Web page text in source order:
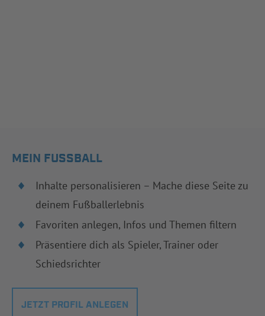
MEIN FUSSBALL
Inhalte personalisieren – Mache diese Seite zu
deinem Fußballerlebnis
Favoriten anlegen, Infos und Themen filtern
Präsentiere dich als Spieler, Trainer oder
Schiedsrichter
JETZT PROFIL ANLEGEN